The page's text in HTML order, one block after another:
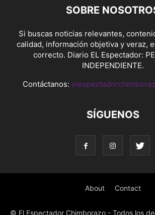
SOBRE
Si buscas noticias relevantes,
calidad, información objetiva y veraz,
correcto. Diario EL Espectador:
INDEPENDIENTE.
Contáctanos:
SÍGUENOS
About Contact
© El Espectador Chimborazo - Todos los